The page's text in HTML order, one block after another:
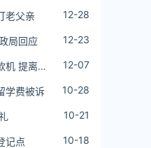
老父亲 12-28
局回应 12-23
机 提离婚
12-07
学费被诉 10-28
10-21
记点 10-18